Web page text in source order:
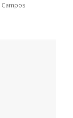
Campos